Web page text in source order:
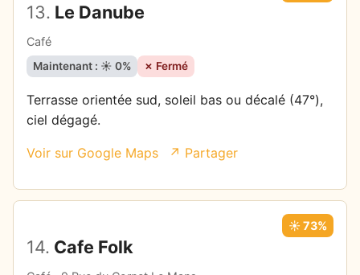
13. Le Danube
Café
Maintenant : ☀️ 0% ✗ Fermé
Terrasse orientée sud, soleil bas ou décalé (47°),
ciel dégagé.
Voir sur Google Maps ↗ Partager
14. Cafe Folk
☀️ 73%